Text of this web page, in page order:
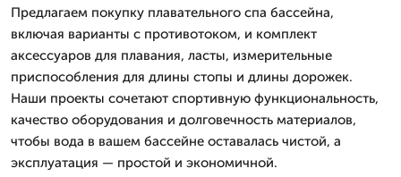
Предлагаем покупку плавательного спа бассейна,
включая варианты с противотоком, и комплект
аксессуаров для плавания, ласты, измерительные
приспособления для длины стопы и длины дорожек.
Наши проекты сочетают спортивную функциональность,
качество оборудования и долговечность материалов,
чтобы вода в вашем бассейне оставалась чистой, а
эксплуатация — простой и экономичной.